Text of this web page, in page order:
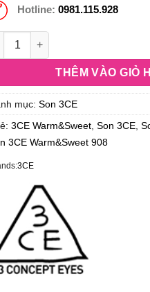
Hotline:0981.115.928
THÊM VÀO GIỎ
mục:Son 3CE
3CE Warm&Sweet ,Son 3CE ,
3CE Warm&Sweet 908
3CE